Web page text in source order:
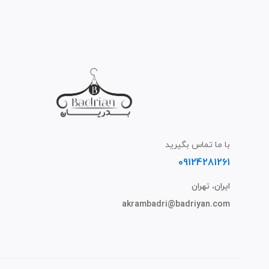
با ما تماس بگیرید
09124281261
ایران، تهران
akrambadri@badriyan.com